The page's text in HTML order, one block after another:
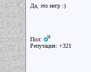
Да, это негр :)
Пол:
Репутация: +321